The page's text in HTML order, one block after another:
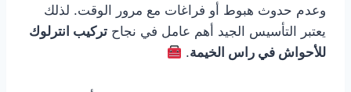
وعدم حدوث هبوط أو فراغات مع مرور الوقت. لذلك
يعتبر التأسيس الجيد أهم عامل في نجاح تركيب انترلوك
للأحواش في راس الخيمة.